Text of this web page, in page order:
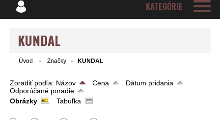
KATEGÓRIE
KUNDAL
Úvod Značky KUNDAL
Zoradiť podľa: Názov Cena
Dátum pridania
Odporúčané poradie
Obrázky
Tabuľka